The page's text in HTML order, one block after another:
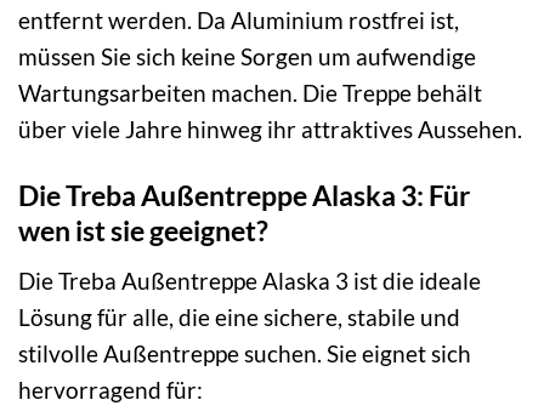
entfernt werden. Da Aluminium rostfrei ist,
müssen Sie sich keine Sorgen um aufwendige
Wartungsarbeiten machen. Die Treppe behält
über viele Jahre hinweg ihr attraktives Aussehen.
Die Treba Außentreppe Alaska 3: Für
wen ist sie geeignet?
Die Treba Außentreppe Alaska 3 ist die ideale
Lösung für alle, die eine sichere, stabile und
stilvolle Außentreppe suchen. Sie eignet sich
hervorragend für: